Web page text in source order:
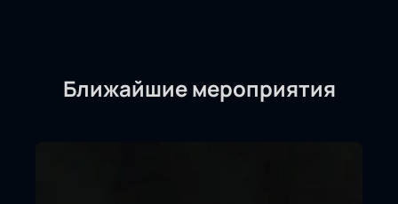
Ближайшие мероприятия